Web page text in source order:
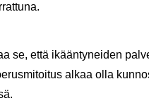
se, että ikään­ty­nei­den
alkaa olla